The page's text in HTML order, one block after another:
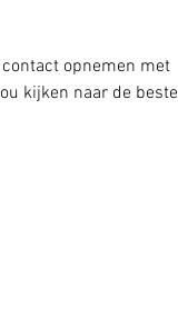
opnemen met
kijken naar de beste